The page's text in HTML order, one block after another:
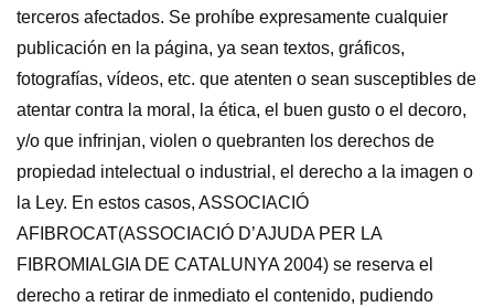
terceros afectados. Se prohíbe expresamente cualquier
publicación en la página, ya sean textos, gráficos,
fotografías, vídeos, etc. que atenten o sean susceptibles de
atentar contra la moral, la ética, el buen gusto o el decoro,
y/o que infrinjan, violen o quebranten los derechos de
propiedad intelectual o industrial, el derecho a la imagen o
la Ley. En estos casos, ASSOCIACIÓ
AFIBROCAT(ASSOCIACIÓ D’AJUDA PER LA
FIBROMIALGIA DE CATALUNYA 2004) se reserva el
derecho a retirar de inmediato el contenido, pudiendo